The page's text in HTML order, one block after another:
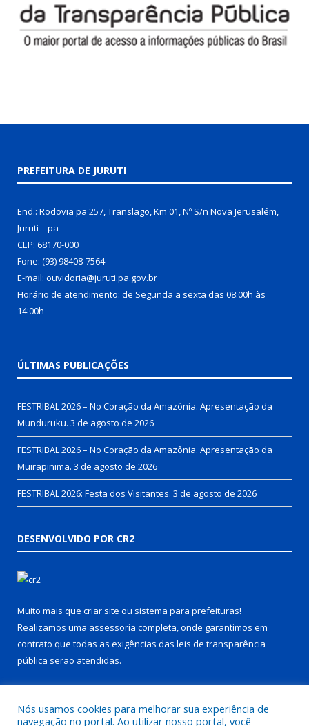
PREFEITURA DE JURUTI
End.: Rodovia pa 257, Translago, Km 01, Nº S/n Nova Jerusalém,
Juruti – pa
CEP: 68170-000
Fone: (93) 98408-7564
E-mail: ouvidoria@juruti.pa.gov.br
Horário de atendimento: de Segunda a sexta das 08:00h às
14:00h
ÚLTIMAS PUBLICAÇÕES
FESTRIBAL 2026 – No Coração da Amazônia. Apresentação da
Munduruku. 3 de agosto de 2026
FESTRIBAL 2026 – No Coração da Amazônia. Apresentação da
Muirapinima. 3 de agosto de 2026
FESTRIBAL 2026: Festa dos Visitantes. 3 de agosto de 2026
DESENVOLVIDO POR CR2
Muito mais que criar site ou sistema para prefeituras!
Realizamos uma assessoria completa, onde garantimos em
contrato que todas as exigências das leis de transparência
pública serão atendidas.
Nós usamos cookies para melhorar sua experiência de
navegação no portal. Ao utilizar nosso portal, você